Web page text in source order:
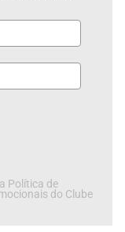
Política de
do Clube